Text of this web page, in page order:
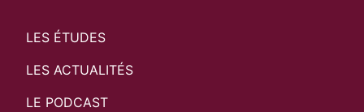
LES ÉTUDES
LES ACTUALITÉS
LE PODCAST